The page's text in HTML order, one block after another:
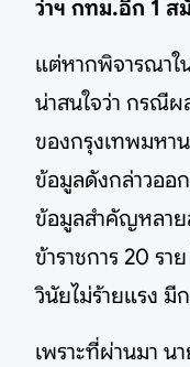
ว่าฯ กทม.อีก 1 ส
แต่หากพิจารณาใ
น่าสนใจว่า กรณี
ของกรุงเทพมหา
ข้อมูลดังกล่าวออ
ข้อมูลสำคัญหลาย
ข้าราชการ 20 รา
วินัยไม่ร้ายแรง มี
เพราะที่ผ่านมา น